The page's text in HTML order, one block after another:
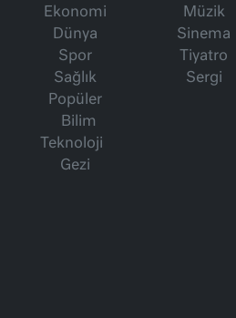
Ekonomi
Dünya
Spor
Sağlık
Popüler
Bilim
Teknoloji
Gezi
Müzik
Sinema
Tiyatro
Sergi